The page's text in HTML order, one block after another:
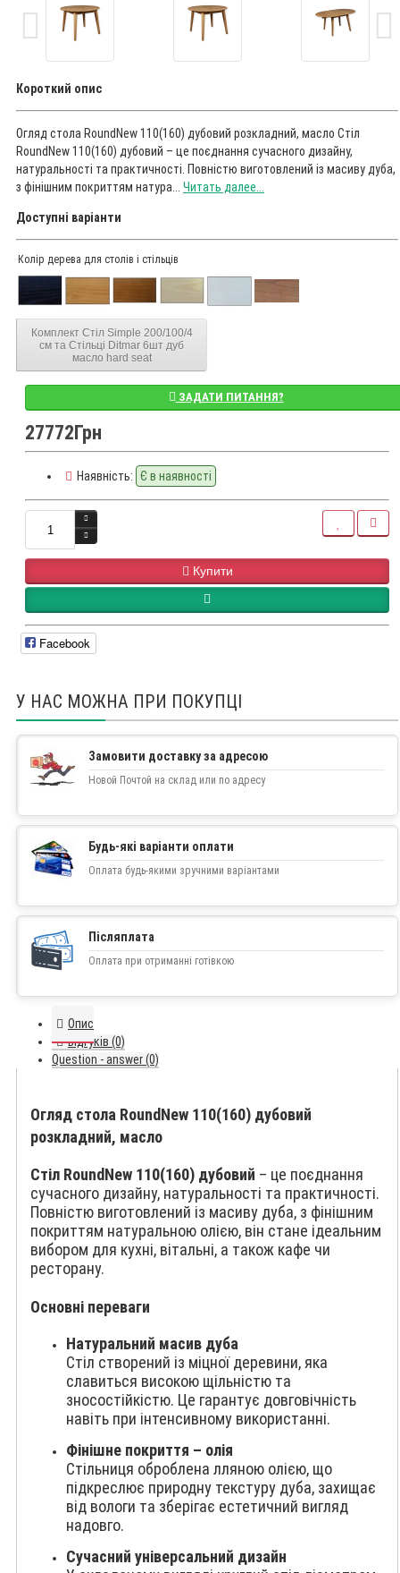
Короткий опис
Огляд стола RoundNew 110(160) дубовий розкладний, масло Стіл
RoundNew 110(160) дубовий – це поєднання сучасного дизайну,
натуральності та практичності. Повністю виготовлений із масиву дуба,
з фінішним покриттям натура... Читать далее...
Доступні варіанти
Колір дерева для столів і стільців
Комплект Стіл Simple 200/100/4
cм та Стільці Ditmar 6шт дуб
масло hard seat
ЗАДАТИ ПИТАННЯ?
27772Грн
Наявність: Є в наявності
Купити
Facebook
У НАС МОЖНА ПРИ ПОКУПЦІ
Замовити доставку за адресою
Новой Почтой на склад или по адресу
Будь-які варіанти оплати
Оплата будь-якими зручними варіантами
Післяплата
Оплата при отриманні готівкою
Опис
Відгуків (0)
Question - answer (0)
Огляд стола RoundNew 110(160) дубовий
розкладний, масло
Стіл RoundNew 110(160) дубовий – це поєднання
сучасного дизайну, натуральності та практичності.
Повністю виготовлений із масиву дуба, з фінішним
покриттям натуральною олією, він стане ідеальним
вибором для кухні, вітальні, а також кафе чи
ресторану.
Основні переваги
Натуральний масив дуба
Стіл створений із міцної деревини, яка
славиться високою щільністю та
зносостійкістю. Це гарантує довговічність
навіть при інтенсивному використанні.
Фінішне покриття – олія
Стільниця оброблена лляною олією, що
підкреслює природну текстуру дуба, захищає
від вологи та зберігає естетичний вигляд
надовго.
Сучасний універсальний дизайн